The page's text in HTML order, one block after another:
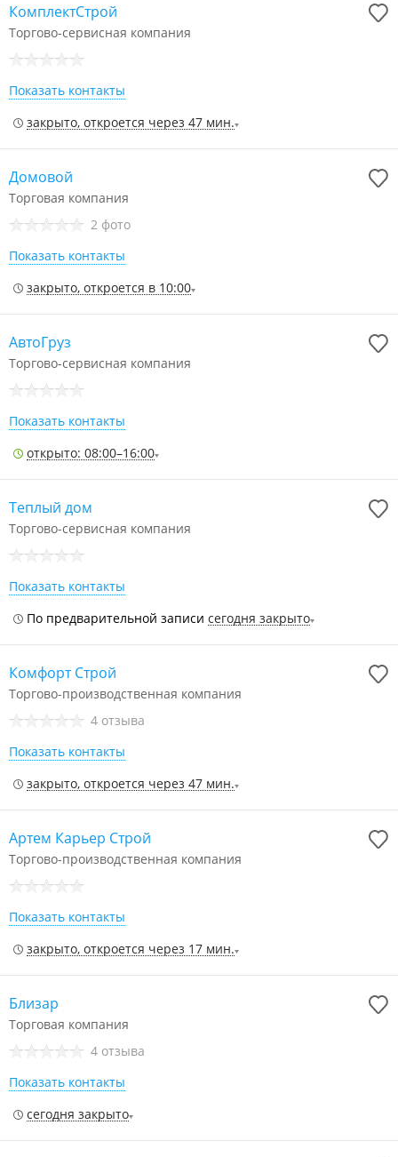
КомплектСтрой
Торгово-сервисная компания
Показать контакты
закрыто, откроется через 47 мин.
Домовой
Торговая компания
2 фото
Показать контакты
закрыто, откроется в 10:00
АвтоГруз
Торгово-сервисная компания
Показать контакты
открыто: 08:00–16:00
Теплый дом
Торгово-сервисная компания
Показать контакты
По предварительной записи сегодня закрыто
Комфорт Строй
Торгово-производственная компания
4 отзыва
Показать контакты
закрыто, откроется через 47 мин.
Артем Карьер Строй
Торгово-производственная компания
Показать контакты
закрыто, откроется через 17 мин.
Близар
Торговая компания
4 отзыва
Показать контакты
сегодня закрыто